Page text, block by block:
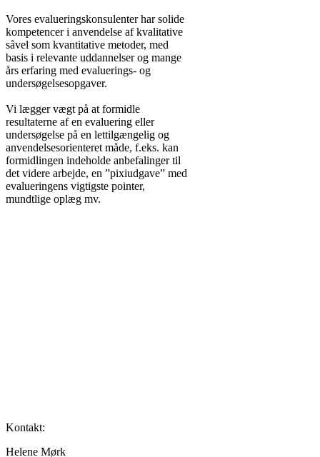
Vores evalueringskonsulenter har solide
kompetencer i anvendelse af kvalitative
såvel som kvantitative metoder, med
basis i relevante uddannelser og mange
års erfaring med evaluerings- og
undersøgelsesopgaver.
Vi lægger vægt på at formidle
resultaterne af en evaluering eller
undersøgelse på en lettilgængelig og
anvendelsesorienteret måde, f.eks. kan
formidlingen indeholde anbefalinger til
det videre arbejde, en ”pixiudgave” med
evalueringens vigtigste pointer,
mundtlige oplæg mv.
Kontakt:
Helene Mørk